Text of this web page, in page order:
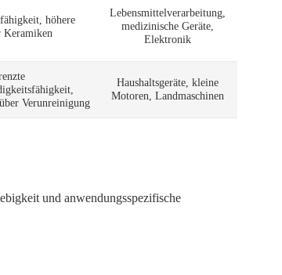
höhere
Keramiken
Lebensmittelverarbeitung,
medizinische Geräte,
Elektronik
Verunreinigung
Haushaltsgeräte, kleine
Motoren, Landmaschinen
und anwendungsspezifische